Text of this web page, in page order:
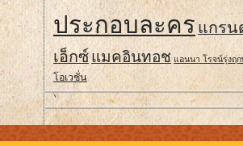
ประกอบละครแกรน
เอ็กซ์แมคอินทอช แอนนา โรจน์รุ่งฤ
โอเวชั่น